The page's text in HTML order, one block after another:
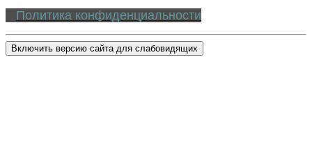
Политика конфиденциальности
Включить версию сайта для слабовидящих